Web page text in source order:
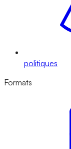
politiques
Formats